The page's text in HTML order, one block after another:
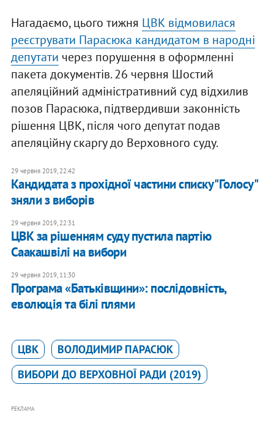
Нагадаємо, цього тижня ЦВК відмовилася
реєструвати Парасюка кандидатом в народні
депутати через порушення в оформленні
пакета документів. 26 червня Шостий
апеляційний адміністративний суд відхилив
позов Парасюка, підтвердивши законність
рішення ЦВК, після чого депутат подав
апеляційну скаргу до Верховного суду.
29 червня 2019, 22:42
Кандидата з прохідної частини списку "Голосу"
зняли з виборів
29 червня 2019, 22:31
ЦВК за рішенням суду пустила партію
Саакашвілі на вибори
29 червня 2019, 11:30
Програма «Батьківщини»: послідовність,
еволюція та білі плями
ЦВК
ВОЛОДИМИР ПАРАСЮК
ВИБОРИ ДО ВЕРХОВНОЇ РАДИ (2019)
РЕКЛАМА